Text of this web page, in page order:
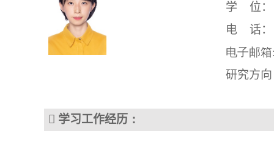
学
位：
电
话：
电子邮箱
研究方
 学习工作经历 ：